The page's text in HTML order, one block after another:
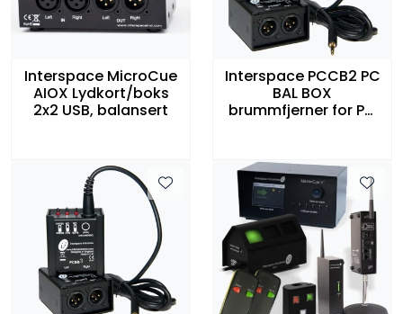
Interspace MicroCue
AIOX Lydkort/boks
2x2 USB, balansert
Interspace PCCB2 PC
BAL BOX
brummfjerner for PC